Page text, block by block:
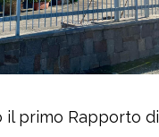
il primo Rapporto di